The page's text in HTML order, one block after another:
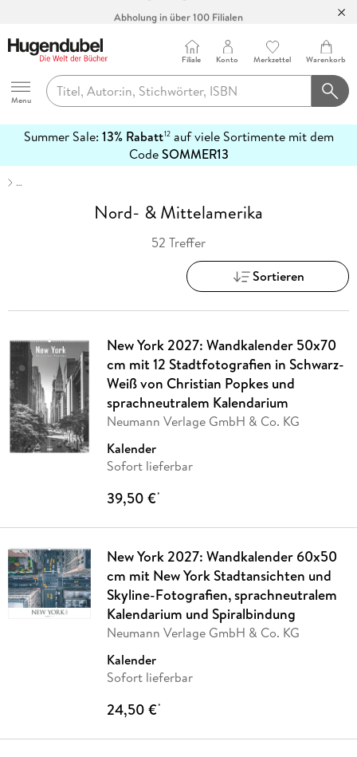
Abholung in über 100 Filialen
Hugendubel
Menu
Filiale Konto Merkzettel Warenkorb
Summer Sale: 13% Rabatt12auf viele Sortimente mit dem
CodeSOMMER13
erfahren
…
Nord- & Mittelamerika
52 Treffer
Sortieren
New York 2027: Wandkalender 50x70
cm mit 12 Stadtfotografien in Schwarz-
Weiß von Christian Popkes und
sprachneutralem Kalendarium
Neumann Verlage GmbH & Co. KG
Kalender
Sofort lieferbar
39,50 €*
New York 2027: Wandkalender 60x50
cm mit New York Stadtansichten und
Skyline-Fotografien, sprachneutralem
Kalendarium und Spiralbindung
Neumann Verlage GmbH & Co. KG
Kalender
Sofort lieferbar
24,50 €*